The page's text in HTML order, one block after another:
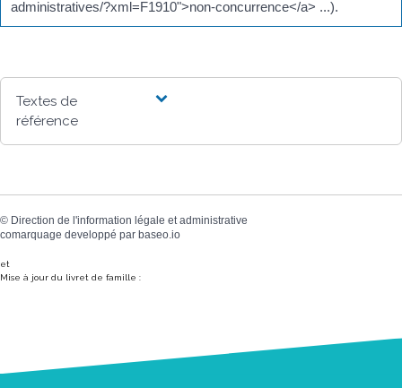
administratives/?xml=F1910">non-concurrence</a> ...).
Textes de
référence
© Direction de l'information légale et administrative
comarquage developpé par baseo.io
et
Mise à jour du livret de famille :